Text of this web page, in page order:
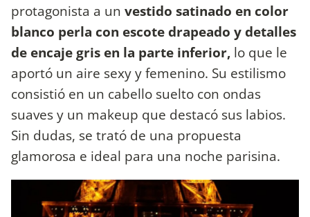
protagonista a un vestido satinado en color
blanco perla con escote drapeado y detalles
de encaje gris en la parte inferior, lo que le
aportó un aire sexy y femenino. Su estilismo
consistió en un cabello suelto con ondas
suaves y un makeup que destacó sus labios.
Sin dudas, se trató de una propuesta
glamorosa e ideal para una noche parisina.